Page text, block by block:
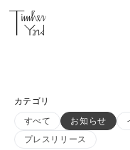
カテゴリ
すべて
お知らせ
プレスリリース